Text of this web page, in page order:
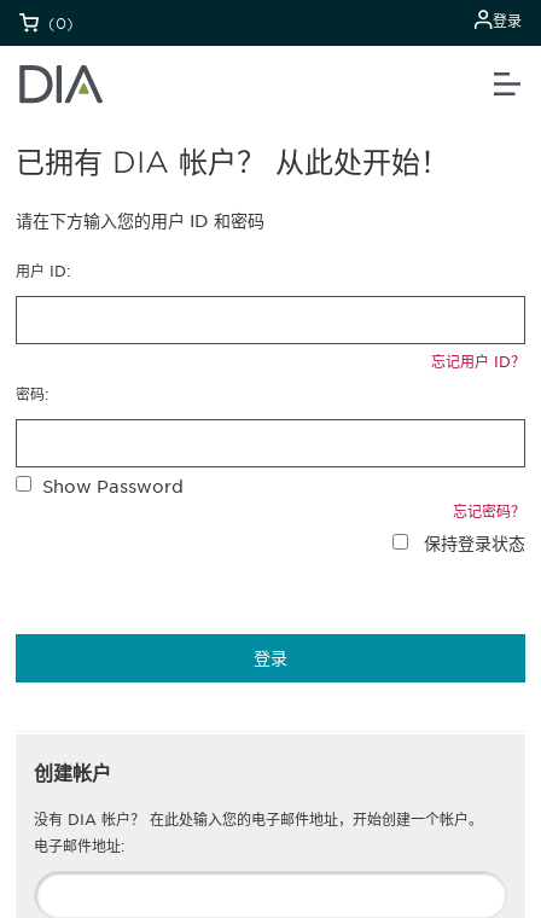
(0) 登录
已拥有 DIA 帐户？ 从此处开始！
请在下方输入您的用户 ID 和密码
用户 ID:
忘记用户 ID？
密码:
Show Password
忘记密码？
保持登录状态
创建帐户
没有 DIA 帐户？ 在此处输入您的电子邮件地址，开始创建一个帐户。
电子邮件地址: